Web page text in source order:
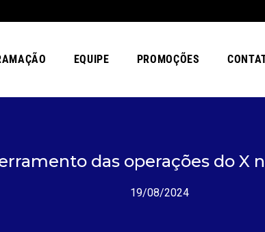
EQUIPE PROMOÇÕES
das operações do X
19/08/2024